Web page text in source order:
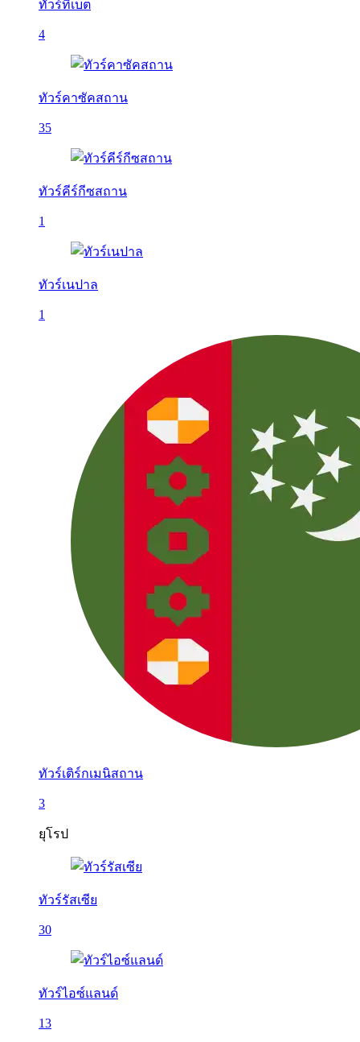
ทัวร์ทิเบต
4
ทัวร์คาซัคสถาน
35
ทัวร์คีร์กีซสถาน
1
ทัวร์เนปาล
1
ทัวร์เติร์กเมนิสถาน
3
ยุโรป
ทัวร์รัสเซีย
30
ทัวร์ไอซ์แลนด์
13